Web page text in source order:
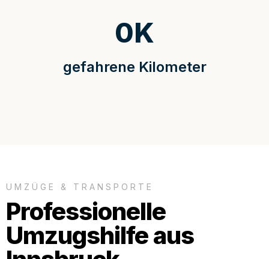
gefahrene Kilometer
0K
UMZÜGE & TRANSPORTE
Professionelle
Umzugshilfe aus